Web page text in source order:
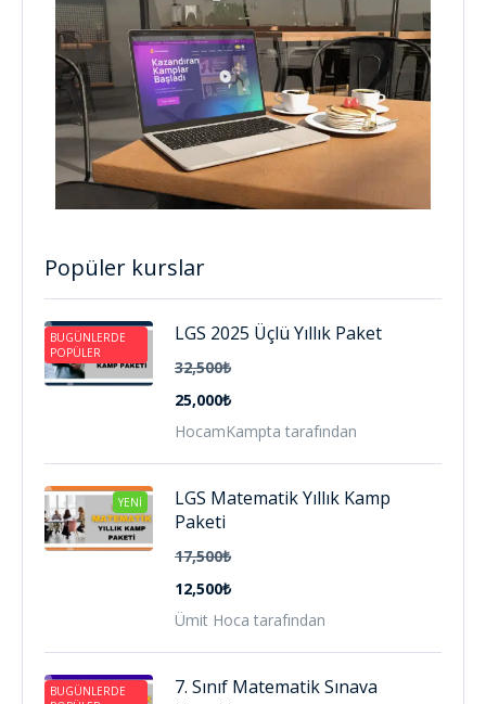
Popüler kurslar
BUGÜNLERDE
POPÜLER
LGS 2025 Üçlü Yıllık Paket
32,500₺
25,000₺
HocamKampta tarafından
YENI
LGS Matematik Yıllık Kamp
Paketi
17,500₺
12,500₺
Ümit Hoca tarafından
BUGÜNLERDE
7. Sınıf Matematik Sınava